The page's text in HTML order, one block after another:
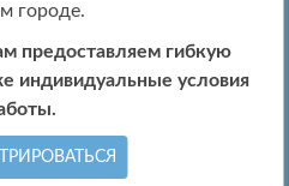
городе.
предоставляем гибкую
индивидуальные условия